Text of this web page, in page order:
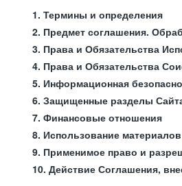
1. Термины и определения
2. Предмет соглашения.
3. Права и Обязательства
4. Права и Обязательства
5. Информационная
6. Защищенные разделы
7. Финансовые отношения
8. Использование
9. Применимое право и
10. Действие Соглашения,